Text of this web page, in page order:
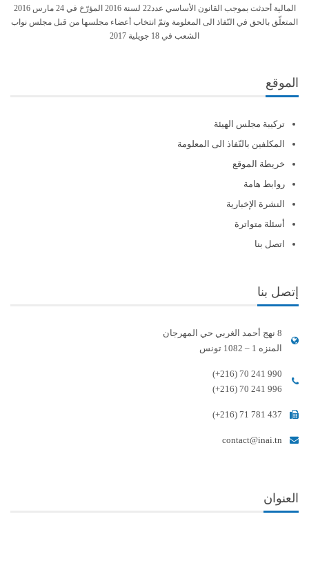
المالية أحدثت بموجب القانون الأساسي عدد22 لسنة 2016 المؤرّخ في 24 مارس 2016
المتعلّق بالحق في النّفاذ الى المعلومة وتمّ انتخاب أعضاء مجلسها من قبل مجلس نواب
الشعب في 18 جويلية 2017
الموقع
تركيبة مجلس الهيئة
المكلفين بالنّفاذ الى المعلومة
خريطة الموقع
روابط هامة
النشرة الإخبارية
أسئلة متواترة
اتصل بنا
إتصل بنا
8 نهج أحمد الغربي حي المهرجان
المنزه 1 – 1082 تونس
(+216) 70 241 990
(+216) 70 241 996
(+216) 71 781 437
contact@inai.tn
العنوان